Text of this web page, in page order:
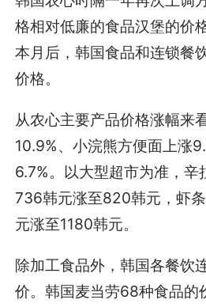
格相对低廉的食品汉堡的价
本月后，韩国食品和连锁餐
价格。
从农心主要产品价格涨幅来
10.9%、小浣熊方便面上涨
6.7%。以大型超市为准，辛
736韩元涨至820韩元，虾
元涨至1180韩元。
除加工食品外，韩国各餐饮
价。韩国麦当劳68种食品的